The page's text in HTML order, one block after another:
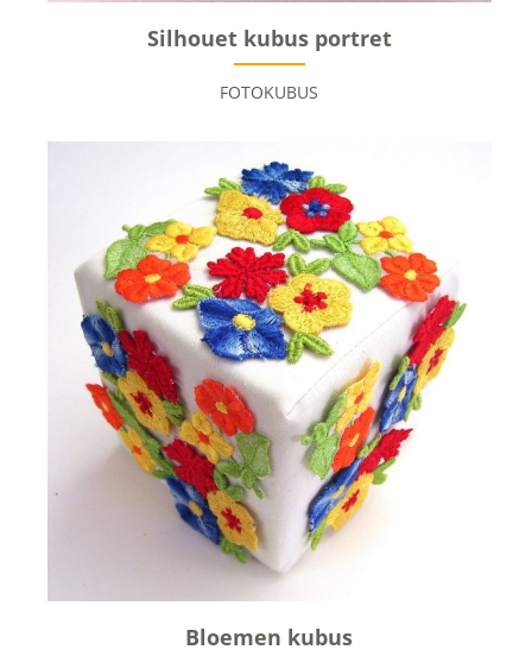
Silhouet kubus portret
FOTOKUBUS
Bloemen kubus